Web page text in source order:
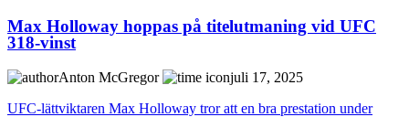
Max Holloway hoppas på titelutmaning vid UFC
318-vinst
Anton McGregor
juli 17, 2025
UFC-lättviktaren Max Holloway tror att en bra prestation under